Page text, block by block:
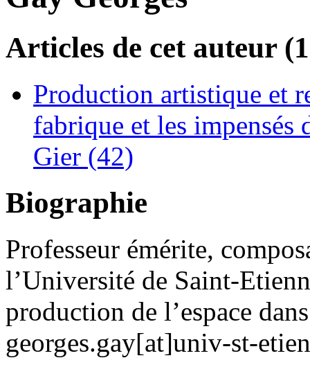
Articles de cet auteur
Production artistique et
fabrique et les impensés
Gier (42)
Biographie
Professeur émérite,
l’Université de Saint-
production de l’espace
georges.gay[at]univ-st-